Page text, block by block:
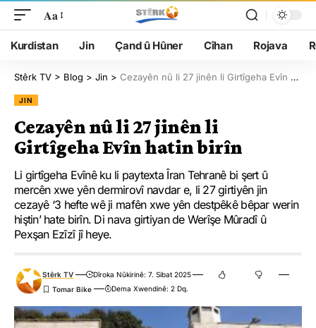
Aa
Kurdistan Jin Çand û Hûner Cîhan Rojava
Stêrk TV > Blog > Jin > Cezayên nû li 27 jinên li Girtîgeha Evîn hatin birîn
JIN
Cezayên nû li 27 jinên li
Girtîgeha Evîn hatin birîn
Li girtîgeha Evînê ku li paytexta Îran Tehranê bi şert û
mercên xwe yên dermirovî navdar e, li 27 girtiyên jin
cezayê ‘3 hefte wê ji mafên xwe yên destpêkê bêpar werin
hiştin’ hate birîn. Di nava girtiyan de Werîşe Mûradî û
Pexşan Ezîzî jî heye.
Stêrk TV
Dîroka Nûkirinê: 7. Sibat 2025
Dema Xwendinê: 2 Dq.